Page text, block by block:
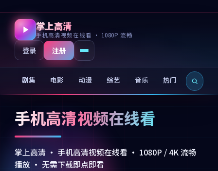
掌上高清
手机高清视频在线看 · 1080P 流畅
登录 注册
剧集 电影 动漫 综艺 音乐 热门 新片
手机高清视频在线看
掌上高清 · 手机高清视频在线看 · 1080P / 4K 流畅
播放 · 无需下载即点即看